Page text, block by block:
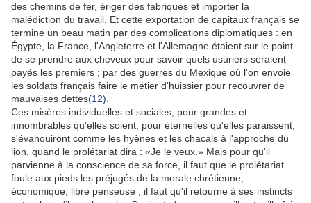
des chemins de fer, ériger des fabriques et importer la
malédiction du travail. Et cette exportation de capitaux français se
termine un beau matin par des complications diplomatiques : en
Égypte, la France, l'Angleterre et l'Allemagne étaient sur le point
de se prendre aux cheveux pour savoir quels usuriers seraient
payés les premiers ; par des guerres du Mexique où l'on envoie
les soldats français faire le métier d'huissier pour recouvrer de
mauvaises dettes(12)
Ces misères individuelles et sociales, pour grandes et
innombrables qu'elles soient, pour éternelles qu'elles paraissent,
s'évanouiront comme les hyènes et les chacals à l'approche du
lion, quand le prolétariat dira : «Je le veux.» Mais pour qu'il
parvienne à la conscience de sa force, il faut que le prolétariat
foule aux pieds les préjugés de la morale chrétienne,
économique, libre penseuse ; il faut qu'il retourne à ses instincts